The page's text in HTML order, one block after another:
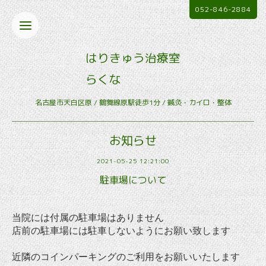
はりきゅう治療室
らくな
名古屋市天白区原 / 鶴舞線原駅徒歩1分 / 鍼灸・カイロ・整体
052-846-2884
お知らせ
2021-05-25 12:21:00
駐車場について
当院には付属の駐車場はありません
店前の駐車場には駐車しないようにお願い致します
近隣のコインパーキングのご利用をお願いいたします